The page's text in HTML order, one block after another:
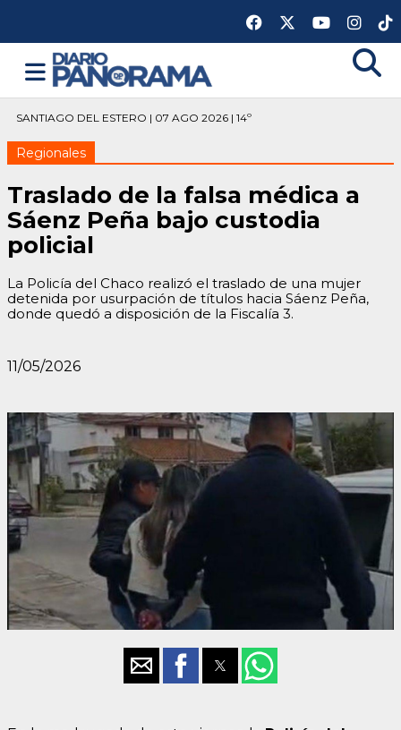
SANTIAGO DEL ESTERO | 07 AGO 2026 | 14º
Regionales
Traslado de la falsa médica a
Sáenz Peña bajo custodia
policial
La Policía del Chaco realizó el traslado de una mujer
detenida por usurpación de títulos hacia Sáenz Peña,
donde quedó a disposición de la Fiscalía 3.
11/05/2026